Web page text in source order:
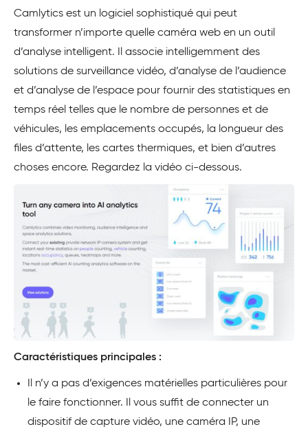
Camlytics est un logiciel sophistiqué qui peut
transformer n’importe quelle caméra web en un outil
d’analyse intelligent. Il associe intelligemment des
solutions de surveillance vidéo, d’analyse de l’audience
et d’analyse de l’espace pour fournir des statistiques en
temps réel telles que le nombre de personnes et de
véhicules, les emplacements occupés, la longueur des
files d’attente, les cartes thermiques, et bien d’autres
choses encore. Regardez la vidéo ci-dessous.
Caractéristiques principales :
Il n’y a pas d’exigences matérielles particulières pour
le faire fonctionner. Il vous suffit de connecter un
dispositif de capture vidéo, une caméra IP, une